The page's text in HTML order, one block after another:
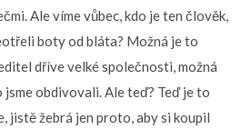
Ale víme vůbec, kdo je ten člověk,
boty od bláta? Možná je to
dříve velké společnosti, možná
obdivovali. Ale teď? Teď je to
jistě žebrá jen proto, aby si koupil